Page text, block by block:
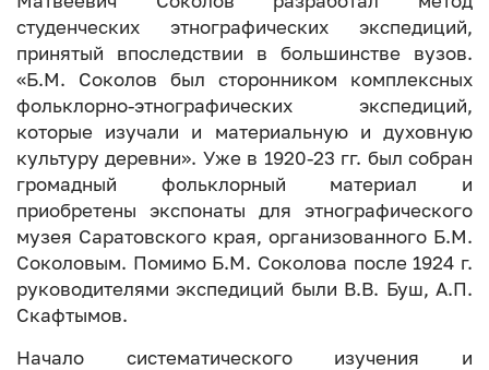
студенческих этнографических экспедиций,
принятый впоследствии в большинстве вузов.
«Б.М. Соколов был сторонником комплексных
фольклорно-этнографических экспедиций,
которые изучали и материальную и духовную
культуру деревни». Уже в 1920-23 гг. был собран
громадный фольклорный материал и
приобретены экспонаты для этнографического
музея Саратовского края, организованного Б.М.
Соколовым. Помимо Б.М. Соколова после 1924 г.
руководителями экспедиций были В.В. Буш, А.П.
Скафтымов.
Начало систематического изучения и